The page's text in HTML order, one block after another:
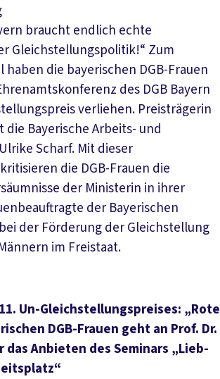
braucht endlich echte
Gleichstellungspolitik!“ Zum
haben die bayerischen DGB-Frauen
des DGB Bayern
verliehen. Preisträgerin
die Bayerische Arbeits- und
Scharf. Mit dieser
die DGB-Frauen die
der Ministerin in ihrer
der Bayerischen
der Förderung der Gleichstellung
im Freistaat.
Un-­Gleich­stel­lungs­prei­ses: „Ro­te
DGB-Frau­en geht an Prof. Dr.
das An­bie­ten des Se­mi­nars „Lieb­